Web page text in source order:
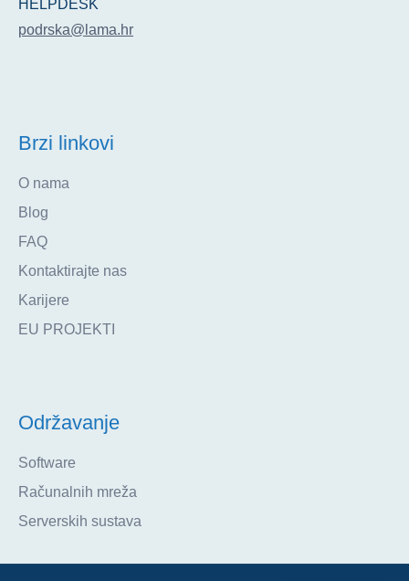
HELPDESK
podrska@lama.hr
Brzi linkovi
O nama
Blog
FAQ
Kontaktirajte nas
Karijere
EU PROJEKTI
Održavanje
Software
Računalnih mreža
Serverskih sustava